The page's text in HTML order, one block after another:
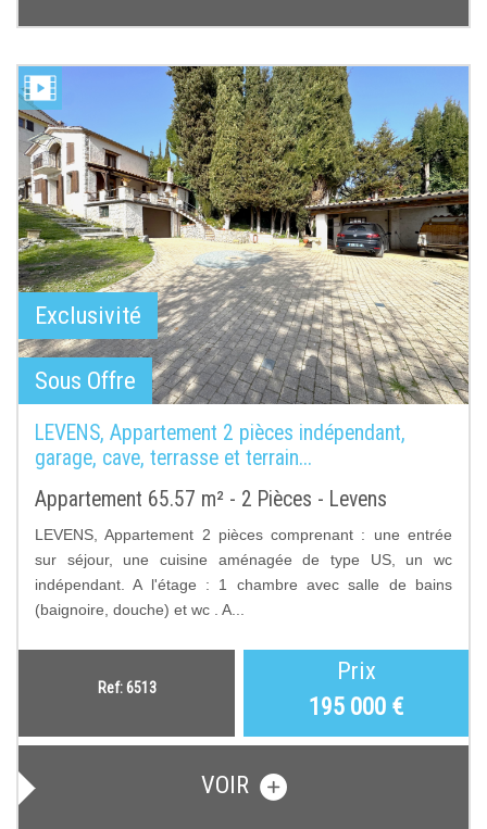
Sous Offre
Exclusivité
LEVENS, Appartement 2 pièces indépendant,
garage, cave, terrasse et terrain...
Appartement 65.57 m² - 2 Pièces - Levens
LEVENS, Appartement 2 pièces comprenant : une entrée
sur séjour, une cuisine aménagée de type US, un wc
indépendant. A l'étage : 1 chambre avec salle de bains
(baignoire, douche) et wc . A...
Ref: 6513
Prix
195 000 €
VOIR